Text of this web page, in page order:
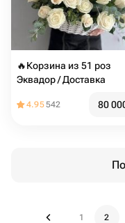
🔥Корзина из 51 роз
Эквадор / Доставка
4.95542 80
1 2